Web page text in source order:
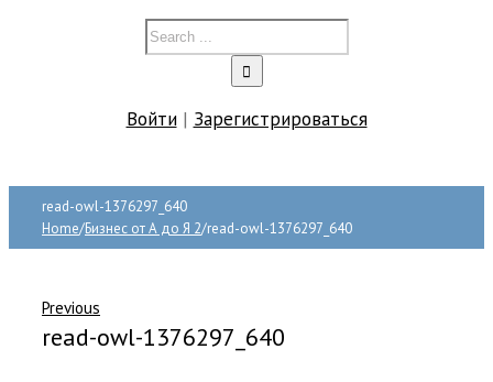
Войти| Зарегистрироваться
read-owl-1376297_640
Home/Бизнес от А до Я 2/read-owl-1376297_640
Previous
read-owl-1376297_640